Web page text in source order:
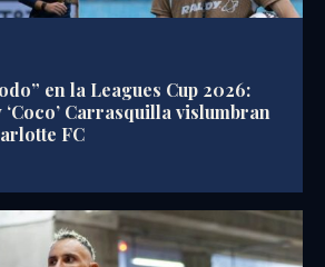
en la Leagues Cup 2026:
Carrasquilla vislumbran
FC